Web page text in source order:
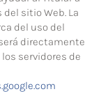
sitio Web. La
del uso del
directamente
servidores de